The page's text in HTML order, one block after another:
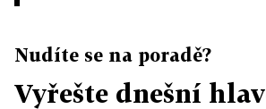
Nudíte se na poradě?
Vyřešte dnešní